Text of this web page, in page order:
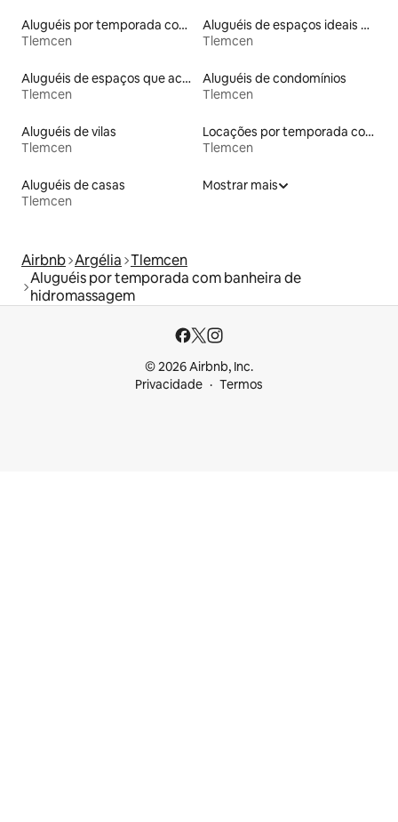
Aluguéis por temporada com acesso à praia
Tlemcen
Aluguéis de espaços ideais para famílias
Tlemcen
Aluguéis de espaços que aceitam animais de estimação
Tlemcen
Aluguéis de condomínios
Tlemcen
Aluguéis de vilas
Tlemcen
Locações por temporada com piscina
Tlemcen
Aluguéis de casas
Tlemcen
Mostrar mais
Airbnb Argélia Tlemcen
Aluguéis por temporada com banheira de
hidromassagem
© 2026 Airbnb, Inc.
Privacidade
Termos